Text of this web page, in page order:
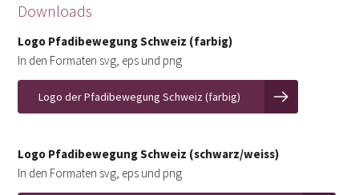
Downloads
Logo Pfadibewegung Schweiz (farbig)
In den Formaten svg, eps und png
Logo der Pfadibewegung Schweiz (farbig)
Logo Pfadibewegung Schweiz (schwarz/weiss)
In den Formaten svg, eps und png